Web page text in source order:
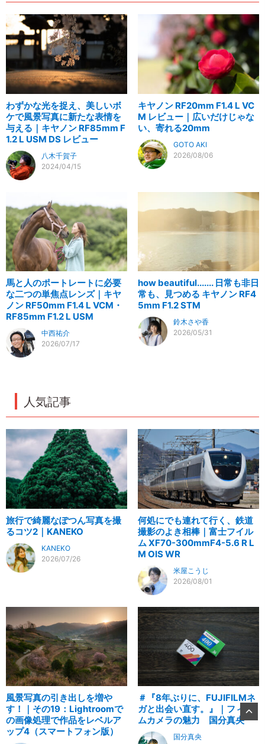
わずかな光を捉え、美しいボ
ケで風景写真に新たな表情を
与える｜キヤノン RF85mm F
1.2 L USM DS レビュー
八木千賀子
2024/04/15
キヤノン RF20mm F1.4 L VC
M レビュー｜広いだけじゃな
い、寄れる20mm
GOTO AKI
2026/08/06
馬と人のポートレートに必要
な二つの単焦点レンズ｜キヤ
ノン RF50mm F1.4 L VCM・
RF85mm F1.2 L USM
中西祐介
2026/07/17
how beautiful....... 日常も非日
常も、見つめる キヤノン RF4
5mm F1.2 STM
鈴木さや香
2026/05/31
人気記事
旅行で綺麗なぽつん写真を撮
るコツ2｜KANEKO
KANEKO
2026/07/26
何処にでも連れて行く、鉄道
撮影のよき相棒｜富士フイル
ム XF70-300mmF4-5.6 R L
M OIS WR
米屋こうじ
2026/08/01
風景写真の引き出しを増や
す！｜その19：Lightroomで
の画像処理で作品をレベルア
ップ4（スマートフォン版）
＃『8年ぶりに、FUJIFILMネ
ガと出会い直す。』｜フィル
ムカメラの魅力 国分真央
国分真央